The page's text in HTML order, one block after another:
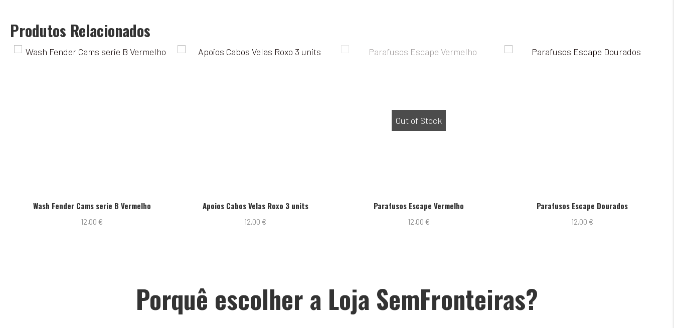
Produtos Relacionados
Wash Fender Cams serie B Vermelho
12,00 €
Apoios Cabos Velas Roxo 3 units
12,00 €
Out of Stock
Parafusos Escape Vermelho
12,00 €
Parafusos Escape Dourados
12,00 €
Porquê escolher a Loja SemFronteiras?